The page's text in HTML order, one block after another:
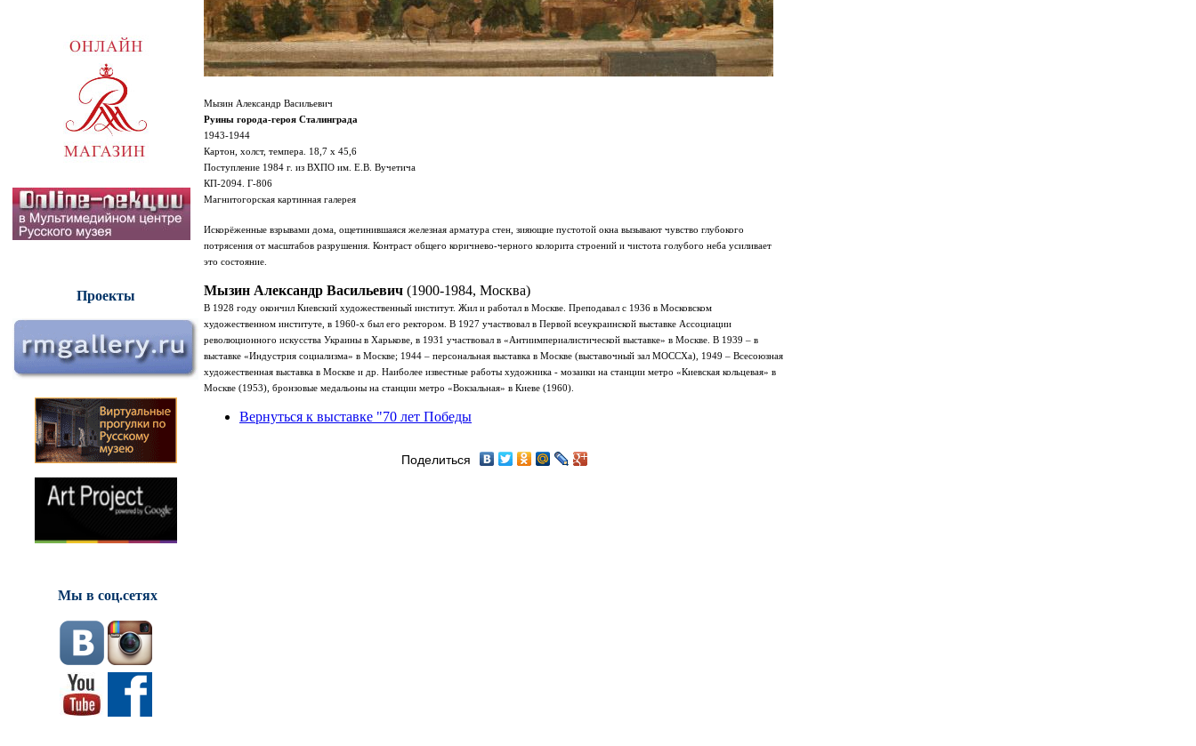
Проекты
Мы в соц.сетях
Мызин Александр Васильевич
Руины города-героя Сталинграда
1943-1944
Картон, холст, темпера. 18,7 х 45,6
Поступление 1984 г. из ВХПО им. Е.В. Вучетича
КП-2094. Г-806
Магнитогорская картинная галерея
Искорёженные взрывами дома, ощетинившаяся железная арматура стен, зияющие пустотой окна вызывают чувство глубокого
потрясения от масштабов разрушения. Контраст общего коричнево-черного колорита строений и чистота голубого неба усиливает
это состояние.
Мызин Александр Васильевич (1900-1984, Москва)
В 1928 году окончил Киевский художественный институт. Жил и работал в Москве. Преподавал с 1936 в Московском
художественном институте , в 1960-х был его ректором. В 1927 участвовал в Первой всеукраинской выставке Ассоциации
революционного искусства Украины в Харькове, в 1931 участвовал в «Антиимпериалистической выставке» в Москве. В 1939 – в
выставке «Индустрия социализма» в Москве; 1944 – персональная выставка в Москве (выставочный зал МОССХа), 1949 – Всесоюзная
художественная выставка в Москве и др. Наиболее известные работы художника - мозаики на станции метро «Киевская кольцевая» в
Москве (1953), бронзовые медальоны на станции метро «Вокзальная» в Киеве (1960).
Вернуться к выставке "70 лет Победы
Поделиться